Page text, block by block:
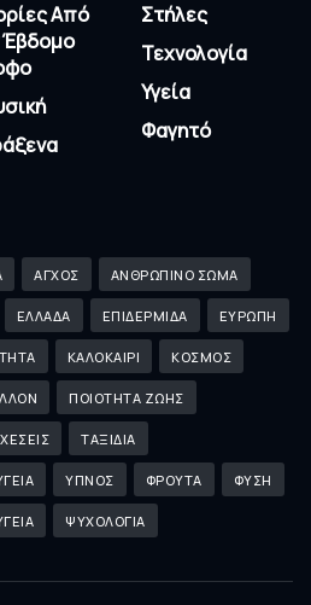
Από
Έβδομο
Στήλες
Τεχνολογία
Υγεία
Φαγητό
ΑΓΧΟΣ ΑΝΘΡΩΠΙΝΟ ΣΩΜΑ
ΕΛΛΑΔΑ ΕΠΙΔΕΡΜΙΔΑ ΕΥΡΩΠΗ
ΚΑΛΟΚΑΙΡΙ ΚΟΣΜΟΣ
ΠΟΙΟΤΗΤΑ ΖΩΗΣ
ΤΑΞΙΔΙΑ
ΥΠΝΟΣ ΦΡΟΥΤΑ ΦΥΣΗ
ΨΥΧΟΛΟΓΙΑ